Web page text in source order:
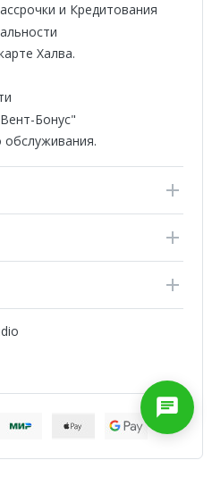
и Кредитования
Халва.
Бонус"
обслуживания.